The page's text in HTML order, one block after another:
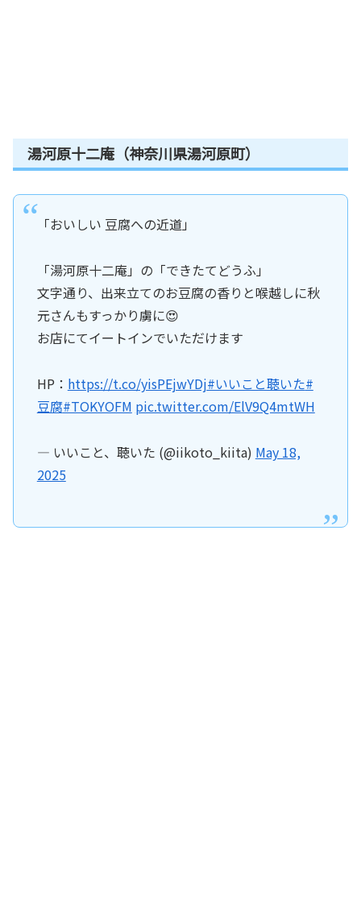
湯河原十二庵（神奈川県湯河原町）
「おいしい 豆腐への近道」
「湯河原十二庵」の「できたてどうふ」
文字通り、出来立てのお豆腐の香りと喉越しに秋
元さんもすっかり虜に😍
お店にてイートインでいただけます
HP： https://t.co/yisPEjwYDj#いいこと聴いた#
豆腐#TOKYOFM pic.twitter.com/ElV9Q4mtWH
— いいこと、聴いた (@iikoto_kiita) May 18,
2025